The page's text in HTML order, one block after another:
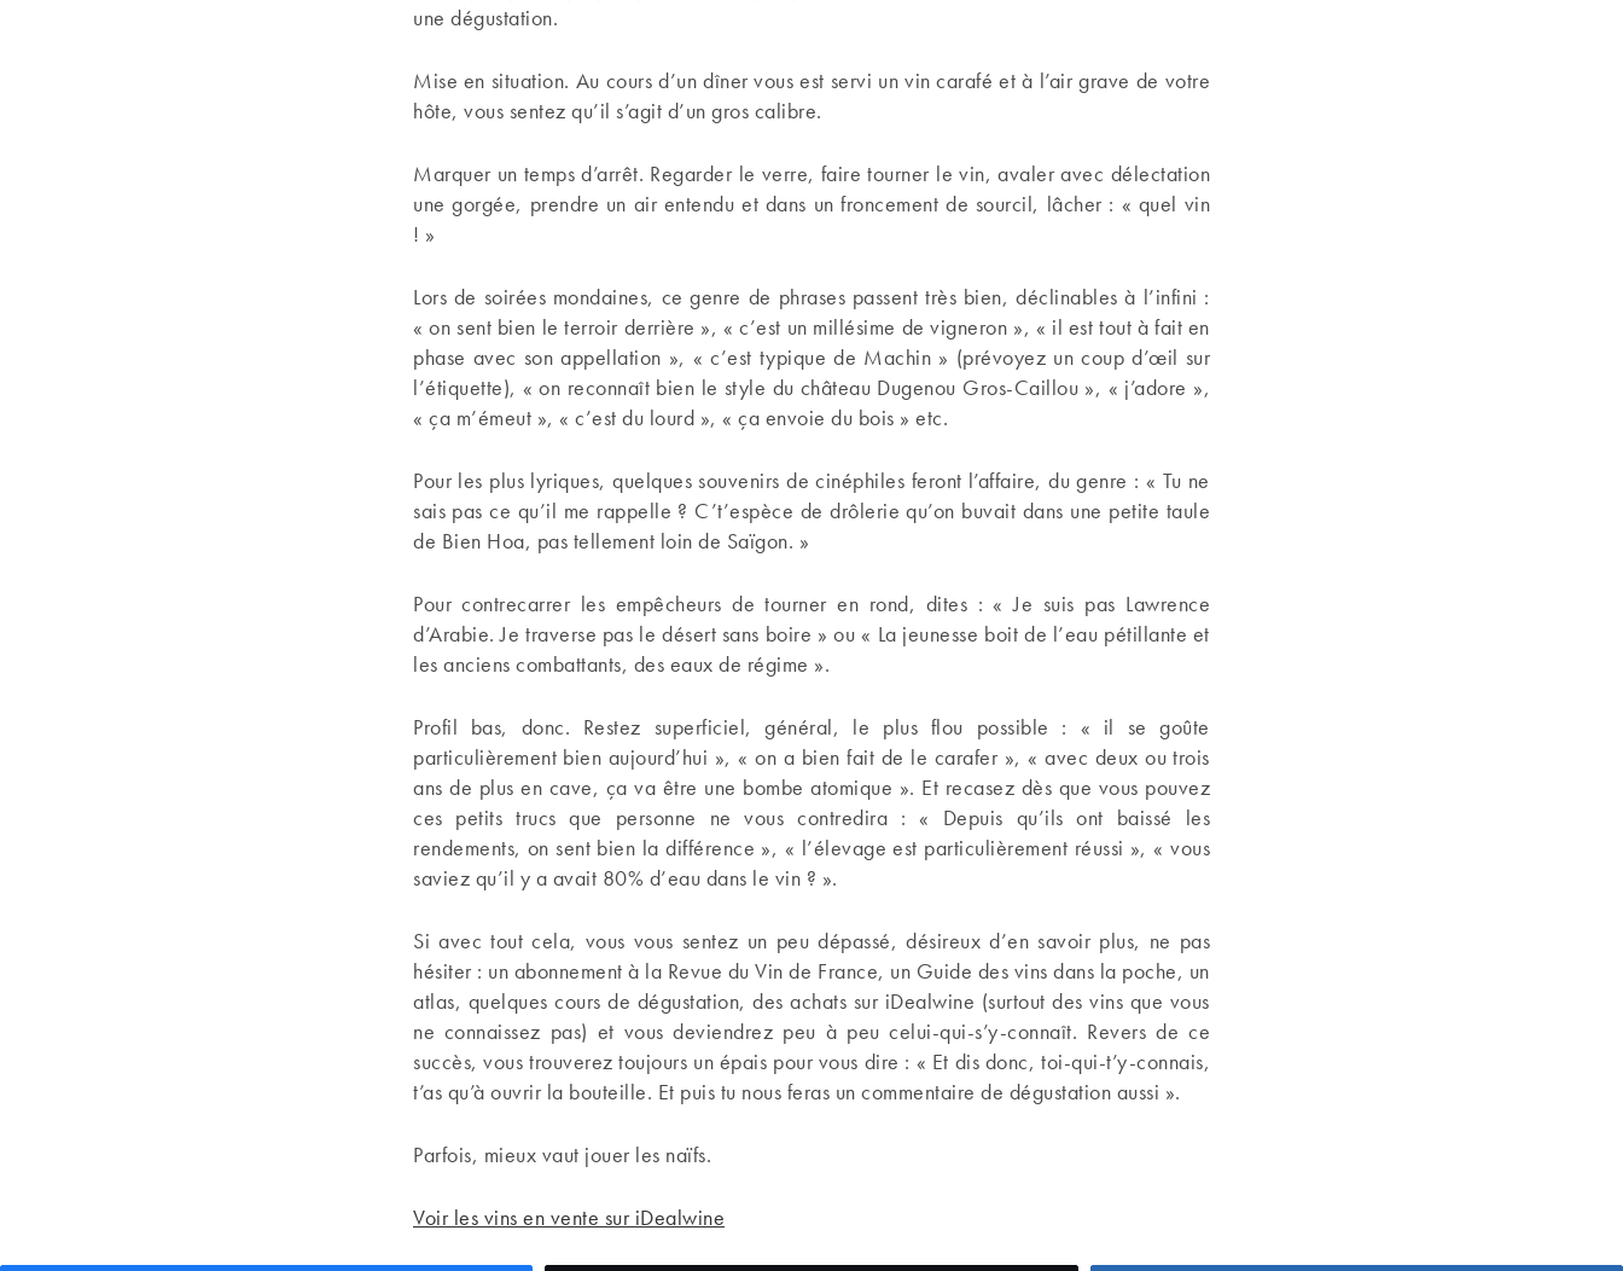
une dégustation.
Mise en situation. Au cours d’un dîner vous est servi un vin carafé et à l’air grave de votre
hôte, vous sentez qu’il s’agit d’un gros calibre.
Marquer un temps d’arrêt. Regarder le verre, faire tourner le vin, avaler avec délectation
une gorgée, prendre un air entendu et dans un froncement de sourcil, lâcher : « quel vin
! »
Lors de soirées mondaines, ce genre de phrases passent très bien, déclinables à l’infini :
« on sent bien le terroir derrière », « c’est un millésime de vigneron », « il est tout à fait en
phase avec son appellation », « c’est typique de Machin » (prévoyez un coup d’œil sur
l’étiquette), « on reconnaît bien le style du château Dugenou Gros-Caillou », « j’adore »,
« ça m’émeut », « c’est du lourd », « ça envoie du bois » etc.
Pour les plus lyriques, quelques souvenirs de cinéphiles feront l’affaire, du genre : « Tu ne
sais pas ce qu’il me rappelle ? C’t’espèce de drôlerie qu’on buvait dans une petite taule
de Bien Hoa, pas tellement loin de Saïgon. »
Pour contrecarrer les empêcheurs de tourner en rond, dites : « Je suis pas Lawrence
d’Arabie. Je traverse pas le désert sans boire » ou « La jeunesse boit de l’eau pétillante et
les anciens combattants, des eaux de régime ».
Profil bas, donc. Restez superficiel, général, le plus flou possible : « il se goûte
particulièrement bien aujourd’hui », « on a bien fait de le carafer », « avec deux ou trois
ans de plus en cave, ça va être une bombe atomique ». Et recasez dès que vous pouvez
ces petits trucs que personne ne vous contredira : « Depuis qu’ils ont baissé les
rendements, on sent bien la différence », « l’élevage est particulièrement réussi », « vous
saviez qu’il y a avait 80% d’eau dans le vin ? ».
Si avec tout cela, vous vous sentez un peu dépassé, désireux d’en savoir plus, ne pas
hésiter : un abonnement à la Revue du Vin de France, un Guide des vins dans la poche, un
atlas, quelques cours de dégustation, des achats sur iDealwine (surtout des vins que vous
ne connaissez pas) et vous deviendrez peu à peu celui-qui-s’y-connaît. Revers de ce
succès, vous trouverez toujours un épais pour vous dire : « Et dis donc, toi-qui-t’y-connais,
t’as qu’à ouvrir la bouteille. Et puis tu nous feras un commentaire de dégustation aussi ».
Parfois, mieux vaut jouer les naïfs.
Voir les vins en vente sur iDealwine